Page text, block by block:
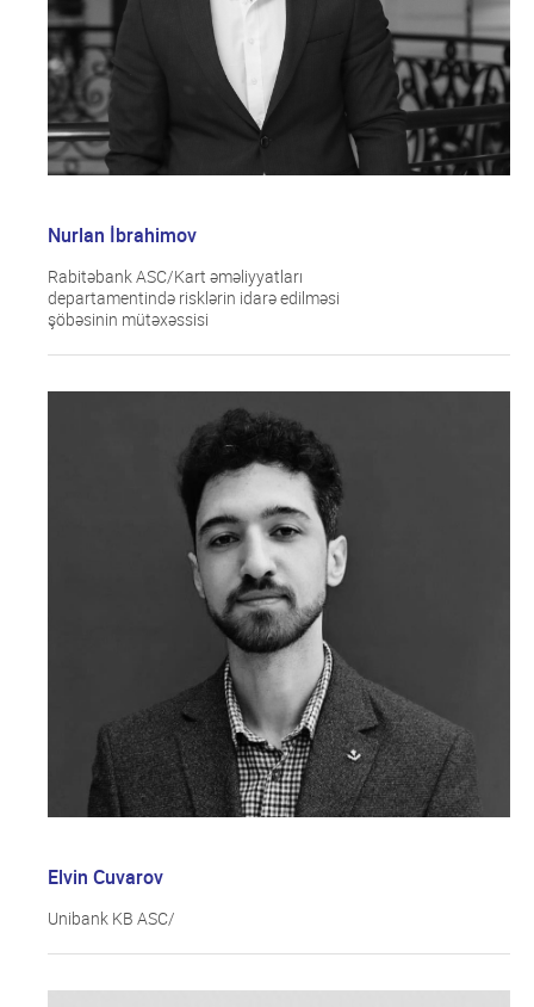
Nurlan İbrahimov
Rabitəbank ASC/Kart əməliyyatları
departamentində risklərin idarə edilməsi
şöbəsinin mütəxəssisi
Elvin Cuvarov
Unibank KB ASC/